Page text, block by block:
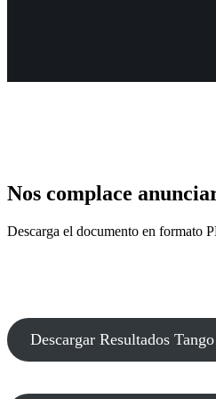
Nos complace
Descarga el documento en formato
Descargar Resultados